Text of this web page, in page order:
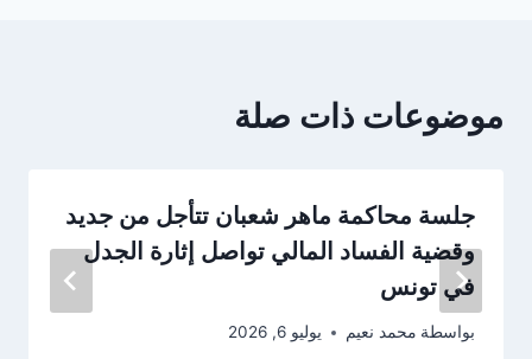
موضوعات ذات صلة
جلسة محاكمة ماهر شعبان تتأجل من جديد
وقضية الفساد المالي تواصل إثارة الجدل
في تونس
بواسطة محمد نعيم يوليو 6, 2026